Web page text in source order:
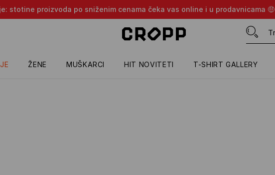
stotine proizvoda po sniženim cenama čeka vas online i u prodavnicama 🤑
ŽENE MUŠKARCI HIT NOVITETI T-SHIRT GALLERY